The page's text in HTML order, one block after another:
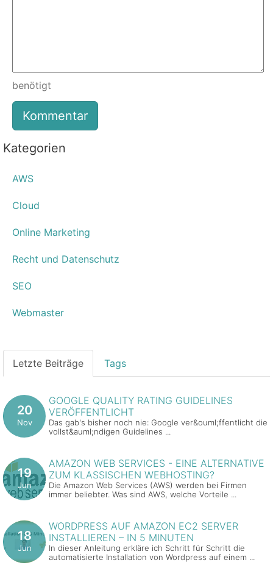
benötigt
Kategorien
AWS
Cloud
Online Marketing
Recht und Datenschutz
SEO
Webmaster
Letzte Beiträge Tags
20
Nov
GOOGLE QUALITY RATING GUIDELINES
VERÖFFENTLICHT
Das gab's bisher noch nie: Google ver&ouml;ffentlicht die
vollst&auml;ndigen Guidelines ...
19
Jun
AMAZON WEB SERVICES - EINE ALTERNATIVE
ZUM KLASSISCHEN WEBHOSTING?
Die Amazon Web Services (AWS) werden bei Firmen
immer beliebter. Was sind AWS, welche Vorteile ...
18
Jun
WORDPRESS AUF AMAZON EC2 SERVER
INSTALLIEREN – IN 5 MINUTEN
In dieser Anleitung erkläre ich Schritt für Schritt die
automatisierte Installation von Wordpress auf einem ...